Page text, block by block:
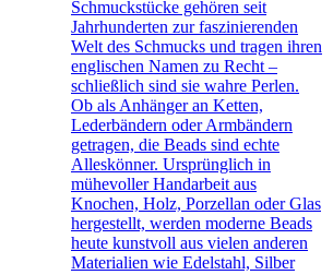
Schmuckstücke gehören seit
Jahrhunderten zur faszinierenden
Welt des Schmucks und tragen ihren
englischen Namen zu Recht –
schließlich sind sie wahre Perlen.
Ob als Anhänger an Ketten,
Lederbändern oder Armbändern
getragen, die Beads sind echte
Alleskönner. Ursprünglich in
mühevoller Handarbeit aus
Knochen, Holz, Porzellan oder Glas
hergestellt, werden moderne Beads
heute kunstvoll aus vielen anderen
Materialien wie Edelstahl, Silber